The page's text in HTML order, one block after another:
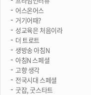
어스온어스
거기어때?
성교육은 처음이라
더 트로트
생방송 아침N
아침N 스페셜
고향 생각
전국시대 스페셜
굿잡, 굿스타트